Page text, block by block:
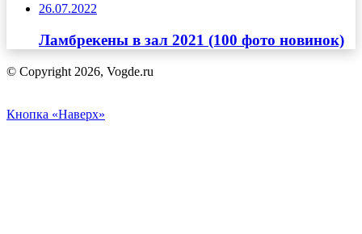
26.07.2022
Ламбрекены в зал 2021 (100 фото новинок)
© Copyright 2026, Vogde.ru
Кнопка «Наверх»